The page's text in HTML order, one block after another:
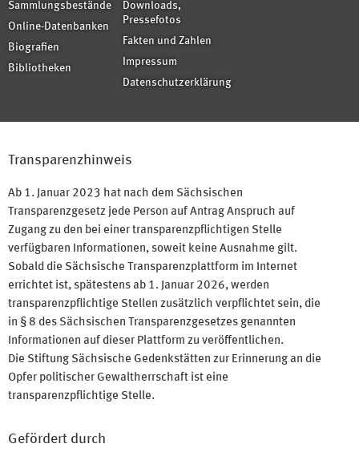
Sammlungsbestände
Online-Datenbanken
Biografien
Bibliotheken
Downloads,
Pressefotos
Fakten und Zahlen
Impressum
Datenschutzerklärung
Transparenzhinweis
Ab 1. Januar 2023 hat nach dem Sächsischen
Transparenzgesetz jede Person auf Antrag Anspruch auf
Zugang zu den bei einer transparenzpflichtigen Stelle
verfügbaren Informationen, soweit keine Ausnahme gilt.
Sobald die Sächsische Transparenzplattform im Internet
errichtet ist, spätestens ab 1. Januar 2026, werden
transparenzpflichtige Stellen zusätzlich verpflichtet sein, die
in § 8 des Sächsischen Transparenzgesetzes genannten
Informationen auf dieser Plattform zu veröffentlichen.
Die Stiftung Sächsische Gedenkstätten zur Erinnerung an die
Opfer politischer Gewaltherrschaft ist eine
transparenzpflichtige Stelle.
Gefördert durch